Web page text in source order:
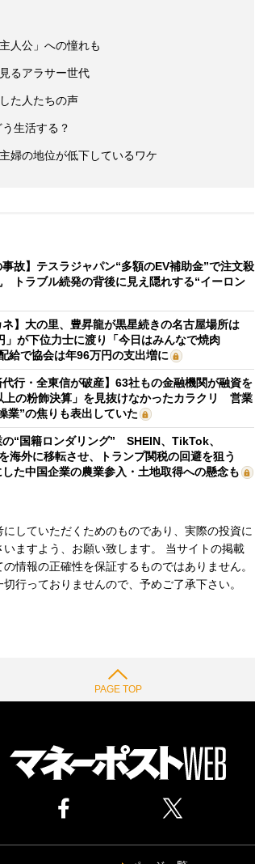
人公」への憧れも
るアラサー世代
た人たちの声
生活する？
婦の地位が低下しているワケ
事故】テスラジャパン“多額のEV補助金”で注文殺
トラブル続発の背後に見え隠れする“イーロン
ネ】大の里、豊昇龍が黒星続きの名古屋場所は
」が下位力士に渡り「今日はみんなで焼肉
で協会は年96万円の支出増に
代行・全東信が破産】63社もの金融機関が融資を
上の粉飾決算」を見抜けなかったカラクリ 営業
業”の焦りも表出していた
“国籍ロンダリング” SHEIN、TikTok、
海外に移転させ、トランプ関税の回避を狙う
た中国企業の農業参入・土地取得への懸念も
していただくためのものであり、実際の投資に
ますよう、お願い致します。 当サイトの掲載
情報の正確性を保証するものではありません。
行っておりませんので、予めご了承下さい。
PAGE TOP